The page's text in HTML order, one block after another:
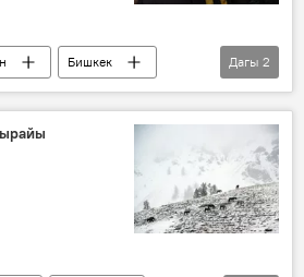
Бишкек
алмаштыруу
Дагы 2
ырайы